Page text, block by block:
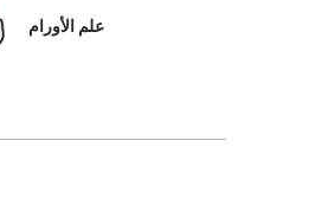
علم الأورام